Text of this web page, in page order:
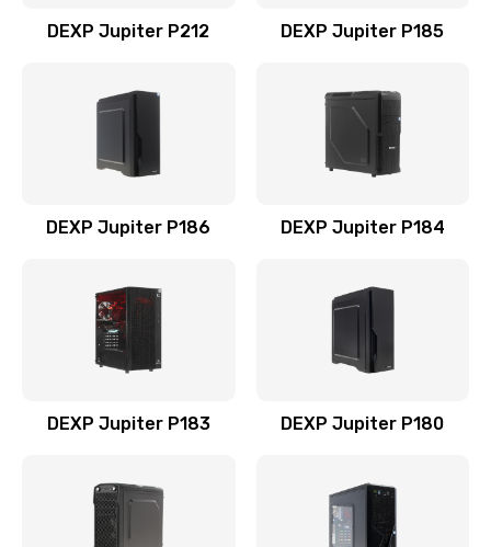
DEXP Jupiter P212 DEXP Jupiter P185
DEXP Jupiter P186 DEXP Jupiter P184
DEXP Jupiter P183 DEXP Jupiter P180